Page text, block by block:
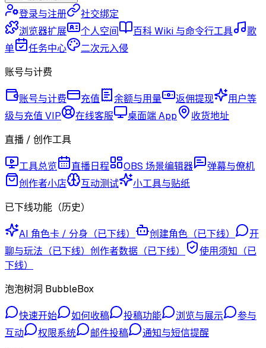
登录与注册
社交绑定
浏览器扩展
个人空间 百科 Wiki 与命令行工具
歌
单
任务中心
二次元入侵
账号与计费
账号与计费 充值 余额与用量 返佣提现
用户等
级与充值 VIP
在线客服 桌面端 App
收货地址
直播 / 创作工具
工具总览 直播日程 OBS 场景编辑器
弹幕与僚机
创作者小店
互动测试
小工具与贴纸
已下线功能（历史）
AI 角色卡 / 分身（已下线） 创建角色（已下线）
开
聊与玩法（已下线） 创作者数据（已下线）
使用须知（已
下线）
泡泡树洞 BubbleBox
快速开始 如何收稿 投稿功能 浏览与展示
参与
互动
权限系统 邮件投稿
通知与短信提醒